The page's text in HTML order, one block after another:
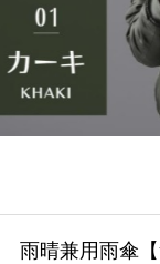
雨晴兼用雨傘